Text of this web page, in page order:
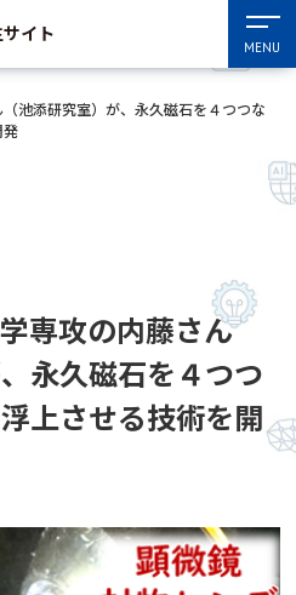
イト
MENU
池添研究室）が、永久磁石を４つつな
発
専攻の内藤さん
永久磁石を４つつ
上させる技術を開